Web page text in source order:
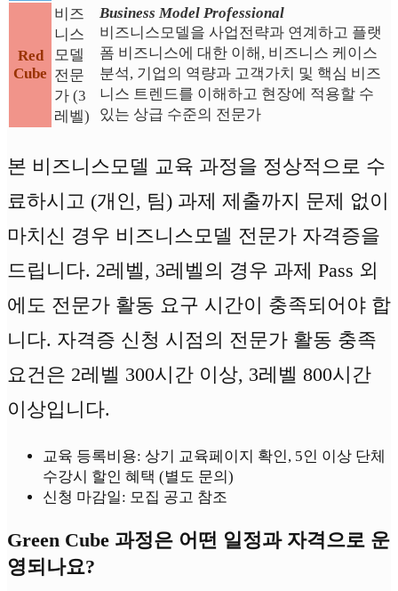
Red
Cube
비즈
니스
모델
전문
가 (3
레벨)
Business Model Professional
비즈니스모델을 사업전략과 연계하고 플랫
폼 비즈니스에 대한 이해, 비즈니스 케이스
분석, 기업의 역량과 고객가치 및 핵심 비즈
니스 트렌드를 이해하고 현장에 적용할 수
있는 상급 수준의 전문가
본 비즈니스모델 교육 과정을 정상적으로 수
료하시고 (개인, 팀) 과제 제출까지 문제 없이
마치신 경우 비즈니스모델 전문가 자격증을
드립니다. 2레벨, 3레벨의 경우 과제 Pass 외
에도 전문가 활동 요구 시간이 충족되어야 합
니다. 자격증 신청 시점의 전문가 활동 충족
요건은 2레벨 300시간 이상, 3레벨 800시간
이상입니다.
교육 등록비용: 상기 교육페이지 확인, 5인 이상 단체
수강시 할인 혜택 (별도 문의)
신청 마감일: 모집 공고 참조
Green Cube 과정은 어떤 일정과 자격으로 운
영되나요?